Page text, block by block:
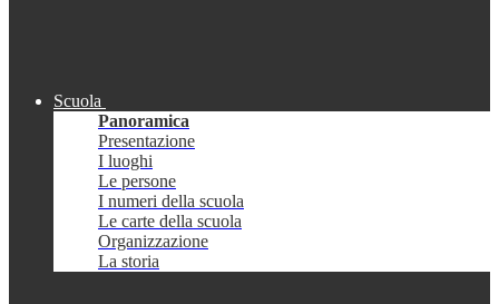
Scuola
Panoramica
Presentazione
I luoghi
Le persone
I numeri della scuola
Le carte della scuola
Organizzazione
La storia